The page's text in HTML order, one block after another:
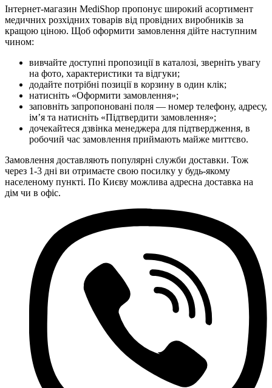
Інтернет-магазин MediShop пропонує широкий асортимент
медичних розхідних товарів від провідних виробників за
кращою ціною. Щоб оформити замовлення дійте наступним
чином:
вивчайте доступні пропозиції в каталозі, зверніть увагу
на фото, характеристики та відгуки;
додайте потрібні позиції в корзину в один клік;
натисніть «Оформити замовлення»;
заповніть запропоновані поля — номер телефону, адресу,
ім’я та натисніть «Підтвердити замовлення»;
дочекайтеся дзвінка менеджера для підтвердження, в
робочий час замовлення приймають майже миттєво.
Замовлення доставляють популярні служби доставки. Тож
через 1-3 дні ви отримаєте свою посилку у будь-якому
населеному пункті. По Києву можлива адресна доставка на
дім чи в офіс.